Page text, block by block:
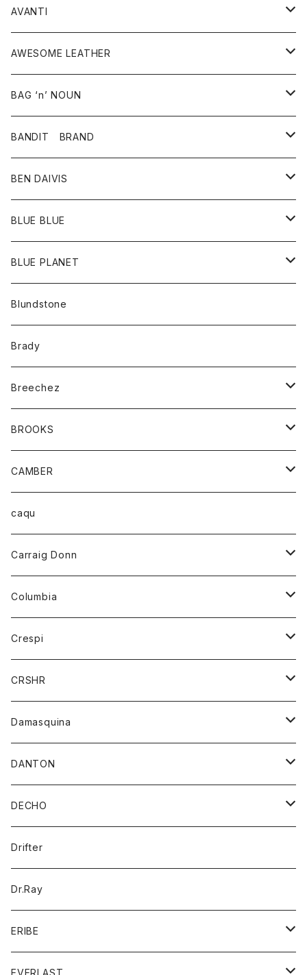
シューズ
アクセサリー
その他雑貨
ジャケット
ベスト
シャツ
ワンピース
ボトム
スカート
パンツ
グッズ
靴
ウォレット
バッグ
グッズ
靴
AVANTI
シャツ
AWESOME LEATHER
アウター
革ジャケット
BAG ‘n’ NOUN
アクセサリー
バッグ
ポーチ
BANDIT BRAND
トップス
Ｔシャツ
BEN DAIVIS
ポトム
パンツ
BLUE BLUE
アウター
カーディガン
コート
アクセサリー
バッグ
ベルト
キッズ
Tシャツ
グッズ
アンダーウェアー
カードホルダー
チーフ
バンダナ
トップス
カーディガン
トレーナー
パーカー
ボトム
オーバーオール
ショートパンツ
レディース
オーバーオール
カーディガン
Tシャツ
パーカー
BLUE PLANET
サングラス
Blundstone
Brady
Breechez
シャツ
BROOKS
グッズ
靴
CAMBER
トップス
ハーフスリーブTシャツ
caqu
Carraig Donn
ニット
Columbia
アウター
ジャケット
Crespi
ジャケット
ワンピース
ブラウス
CRSHR
キャップ
Damasquina
ウォレット
カードケース
バッグ
DANTON
アウター
コート
ジャケット
アクセサリー
バッグ
キッズ
シャツ
Tシャツ
グッズ
帽子
トップス
DECHO
帽子
Drifter
Dr.Ray
ERIBE
ニット
EVERLAST